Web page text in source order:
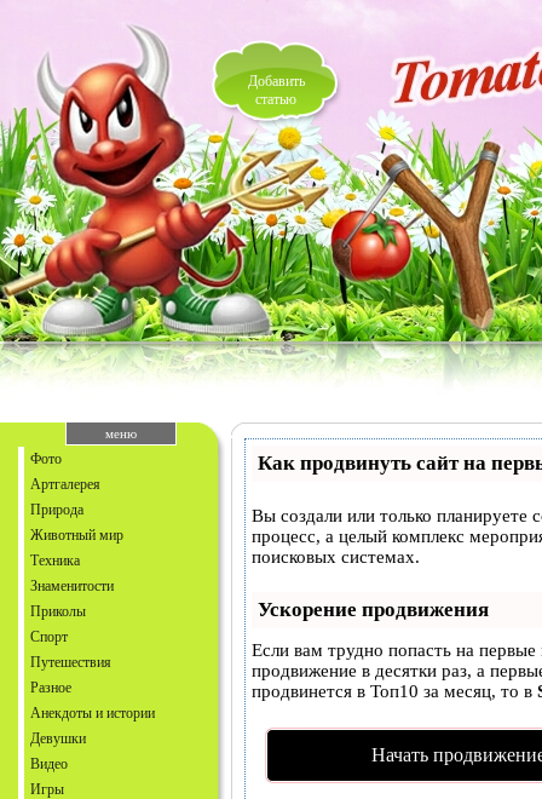
Добавить
статью
меню
Фото
Артгалерея
Природа
Животный мир
Техника
Знаменитости
Приколы
Спорт
Путешествия
Разное
Анекдоты и истории
Девушки
Видео
Игры
Как продвинуть сайт на
Вы создали или только планируете
процесс, а целый комплекс
поисковых системах.
Ускорение продвижения
Если вам трудно попасть на
продвижение в десятки раз, а
продвинется в Топ10 за месяц, то в
Начать